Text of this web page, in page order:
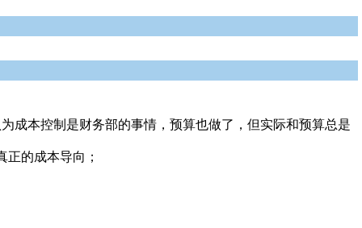
成本控制是财务部的事情，预算也做了，但实际和预算总是
的成本导向；